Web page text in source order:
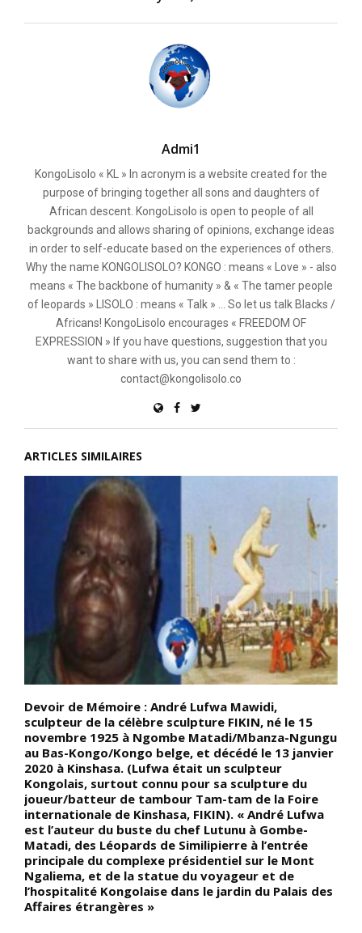
Admi1
KongoLisolo « KL » In acronym is a website created for the
purpose of bringing together all sons and daughters of
African descent. KongoLisolo is open to people of all
backgrounds and allows sharing of opinions, exchange ideas
in order to self-educate based on the experiences of others.
Why the name KONGOLISOLO? KONGO : means « Love » - also
means « The backbone of humanity » & « The tamer people
of leopards » LISOLO : means « Talk » ... So let us talk Blacks /
Africans! KongoLisolo encourages « FREEDOM OF
EXPRESSION » If you have questions, suggestion that you
want to share with us, you can send them to :
contact@kongolisolo.co
ARTICLES SIMILAIRES
Devoir de Mémoire : André Lufwa Mawidi,
sculpteur de la célèbre sculpture FIKIN, né le 15
novembre 1925 à Ngombe Matadi/Mbanza-Ngungu
au Bas-Kongo/Kongo belge, et décédé le 13 janvier
2020 à Kinshasa. (Lufwa était un sculpteur
Kongolais, surtout connu pour sa sculpture du
joueur/batteur de tambour Tam-tam de la Foire
internationale de Kinshasa, FIKIN). « André Lufwa
est l’auteur du buste du chef Lutunu à Gombe-
Matadi, des Léopards de Similipierre à l’entrée
principale du complexe présidentiel sur le Mont
Ngaliema, et de la statue du voyageur et de
l’hospitalité Kongolaise dans le jardin du Palais des
Affaires étrangères »